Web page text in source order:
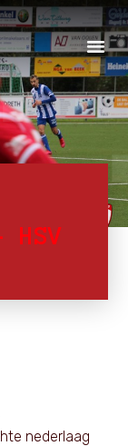
HSV
nederlaag